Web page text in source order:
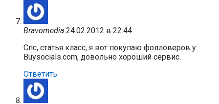
Bravomedia 24.02.2012 в 22:44
Спс, статья класс, я вот покупаю фолловеров у
Buysocials.com, довольно хороший сервис.
Ответить